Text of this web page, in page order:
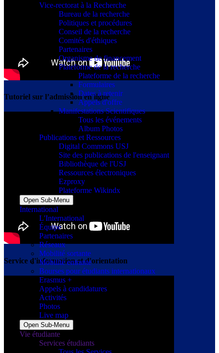
Vice-rectorat à la Recherche
Bureau de la recherche
Politiques et procédures
Conseil de la recherche
Comités d'éthiques
Partenaires
Organisme de financement
Plateforme de la recherche
Plateforme de la recherche
Formulaires
Dates à retenir
Appels d'offre
Manifestations Scientifiques
Tous les événements
Album Photos
Publications et Ressources
Digital Commons USJ
Site des publications de l'enseignant
Bibliothèque de l'USJ
Ressources électroniques
Ezproxy
Plateforme Wikindx
Open Sub-Menu
International
L'International
Équipe
Partenaires
Réseaux
Mobilité sortante
Mobilité entrante
Bourses pour étudiants internationaux
Erasmus +
Appels à candidatures
Activités
Photos
Live map
Open Sub-Menu
Vie étudiante
Services étudiants
Tutoriel sur l’admission en ligne
Service d'information et d'orientation